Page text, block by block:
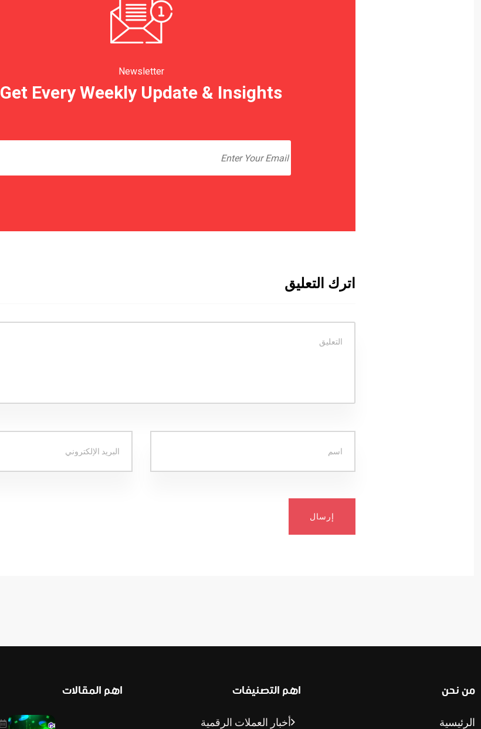
Newsletter
Get Every Weekly Update & Insights
اترك التعليق
إرسال
من نحن
الرئيسية
اهم التصنيفات
أخبار العملات الرقمية
اهم المقالات